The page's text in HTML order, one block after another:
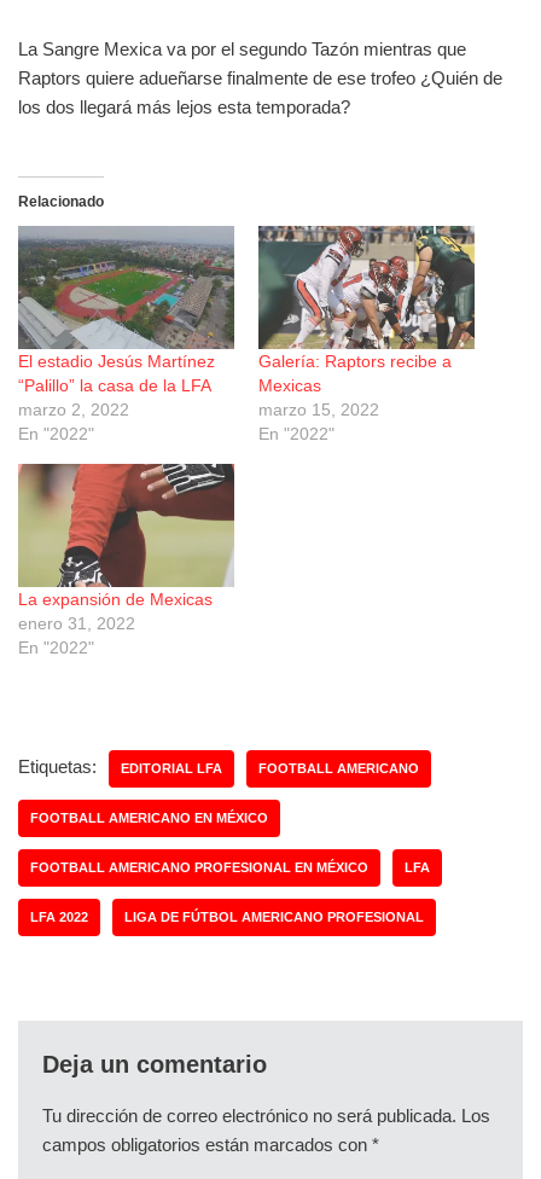
La Sangre Mexica va por el segundo Tazón mientras que
Raptors quiere adueñarse finalmente de ese trofeo ¿Quién de
los dos llegará más lejos esta temporada?
Relacionado
El estadio Jesús Martínez
“Palillo” la casa de la LFA
marzo 2, 2022
En "2022"
Galería: Raptors recibe a
Mexicas
marzo 15, 2022
En "2022"
La expansión de Mexicas
enero 31, 2022
En "2022"
Etiquetas: EDITORIAL LFA FOOTBALL AMERICANO
FOOTBALL AMERICANO EN MÉXICO
FOOTBALL AMERICANO PROFESIONAL EN MÉXICO LFA
LFA 2022 LIGA DE FÚTBOL AMERICANO PROFESIONAL
Deja un comentario
Tu dirección de correo electrónico no será publicada. Los
campos obligatorios están marcados con *